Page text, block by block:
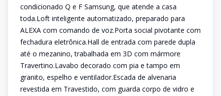
condicionado Q e F Samsung, que atende a casa
toda.Loft inteligente automatizado, preparado para
ALEXA com comando de voz.Porta social pivotante com
fechadura eletrônica.Hall de entrada com parede dupla
até o mezanino, trabalhada em 3D com mármore
Travertino.Lavabo decorado com pia e tampo em
granito, espelho e ventilador.Escada de alvenaria
revestida em Travestido, com guarda corpo de vidro e